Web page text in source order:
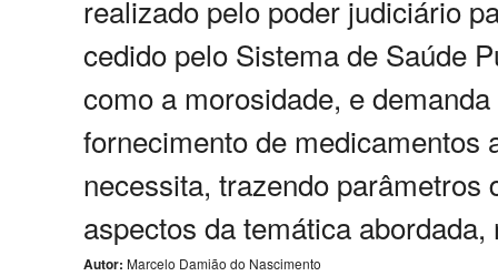
realizado pelo poder judiciário
cedido pelo Sistema de Saúde
como a morosidade, e
fornecimento de medicamentos
necessita, trazendo
aspectos da temática
Autor: Marcelo Damião do Nascimento